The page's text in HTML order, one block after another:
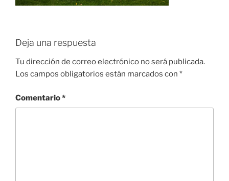
Deja una respuesta
Tu dirección de correo electrónico no será publicada.
Los campos obligatorios están marcados con *
Comentario*